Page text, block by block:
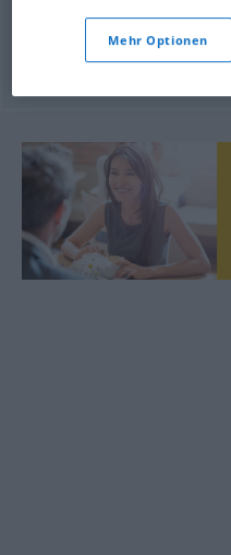
różnorodny,zróżnicowany
Mehr Optionen